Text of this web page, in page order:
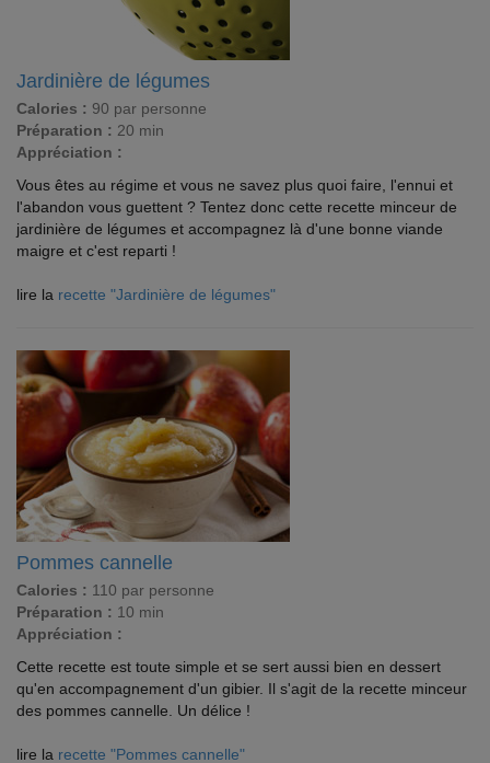
Jardinière de légumes
Calories : 90 par personne
Préparation : 20 min
Appréciation :
Vous êtes au régime et vous ne savez plus quoi faire, l'ennui et
l'abandon vous guettent ? Tentez donc cette recette minceur de
jardinière de légumes et accompagnez là d'une bonne viande
maigre et c'est reparti !
lire la recette "Jardinière de légumes"
Pommes cannelle
Calories : 110 par personne
Préparation : 10 min
Appréciation :
Cette recette est toute simple et se sert aussi bien en dessert
qu'en accompagnement d'un gibier. Il s'agit de la recette minceur
des pommes cannelle. Un délice !
lire la recette "Pommes cannelle"